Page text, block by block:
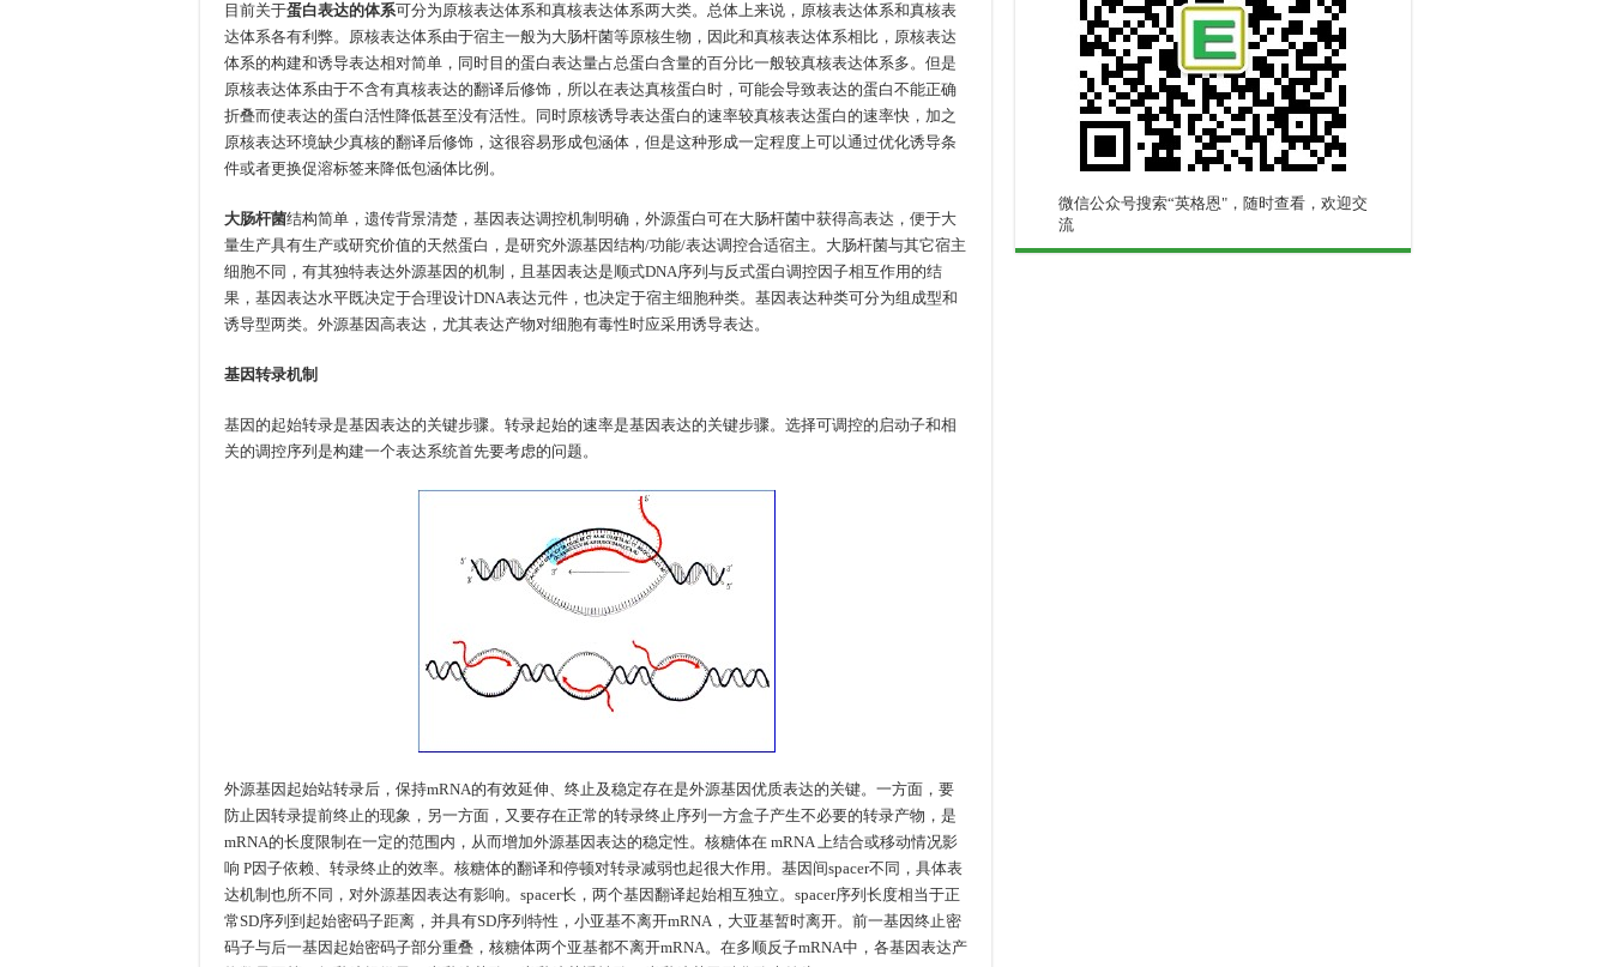
目前关于蛋白表达的体系可分为原核表达体系和真核表达体系两大类。总体上来说，原核表达体系和真核表
达体系各有利弊。原核表达体系由于宿主一般为大肠杆菌等原核生物，因此和真核表达体系相比，原核表达
体系的构建和诱导表达相对简单，同时目的蛋白表达量占总蛋白含量的百分比一般较真核表达体系多。但是
原核表达体系由于不含有真核表达的翻译后修饰，所以在表达真核蛋白时，可能会导致表达的蛋白不能正确
折叠而使表达的蛋白活性降低甚至没有活性。同时原核诱导表达蛋白的速率较真核表达蛋白的速率快，加之
原核表达环境缺少真核的翻译后修饰，这很容易形成包涵体，但是这种形成一定程度上可以通过优化诱导条
件或者更换促溶标签来降低包涵体比例。
大肠杆菌结构简单，遗传背景清楚，基因表达调控机制明确，外源蛋白可在大肠杆菌中获得高表达，便于大
量生产具有生产或研究价值的天然蛋白，是研究外源基因结构/功能/表达调控合适宿主。大肠杆菌与其它宿主
细胞不同，有其独特表达外源基因的机制，且基因表达是顺式DNA序列与反式蛋白调控因子相互作用的结
果，基因表达水平既决定于合理设计DNA表达元件，也决定于宿主细胞种类。基因表达种类可分为组成型和
诱导型两类。外源基因高表达，尤其表达产物对细胞有毒性时应采用诱导表达。
基因转录机制
基因的起始转录是基因表达的关键步骤。转录起始的速率是基因表达的关键步骤。选择可调控的启动子和相
关的调控序列是构建一个表达系统首先要考虑的问题。
外源基因起始站转录后，保持mRNA的有效延伸、终止及稳定存在是外源基因优质表达的关键。一方面，要
防止因转录提前终止的现象，另一方面，又要存在正常的转录终止序列一方盒子产生不必要的转录产物，是
mRNA的长度限制在一定的范围内，从而增加外源基因表达的稳定性。核糖体在 mRNA 上结合或移动情况影
响 P因子依赖、转录终止的效率。核糖体的翻译和停顿对转录减弱也起很大作用。基因间spacer不同，具体表
达机制也所不同，对外源基因表达有影响。spacer长，两个基因翻译起始相互独立。spacer序列长度相当于正
常SD序列到起始密码子距离，并具有SD序列特性，小亚基不离开mRNA，大亚基暂时离开。前一基因终止密
码子与后一基因起始密码子部分重叠，核糖体两个亚基都不离开mRNA。在多顺反子mRNA中，各基因表达产
微信公众号搜索“英格恩"，随时查看，欢迎交
流